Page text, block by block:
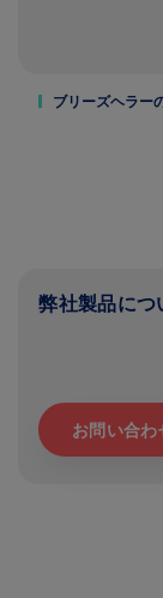
ブリーズヘラー
弊社製品に
お問い合わ